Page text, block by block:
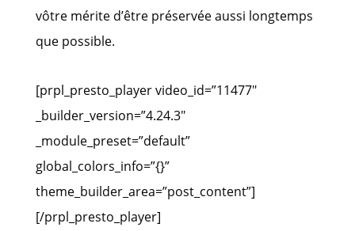
vôtre mérite d’être préservée aussi longtemps
que possible.
[prpl_presto_player video_id=”11477″
_builder_version=”4.24.3″
_module_preset=”default”
global_colors_info=”{}”
theme_builder_area=”post_content”]
[/prpl_presto_player]